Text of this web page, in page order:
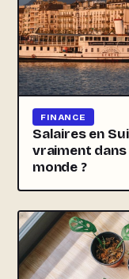
FINANCE
Salaires en
vraiment
monde ?